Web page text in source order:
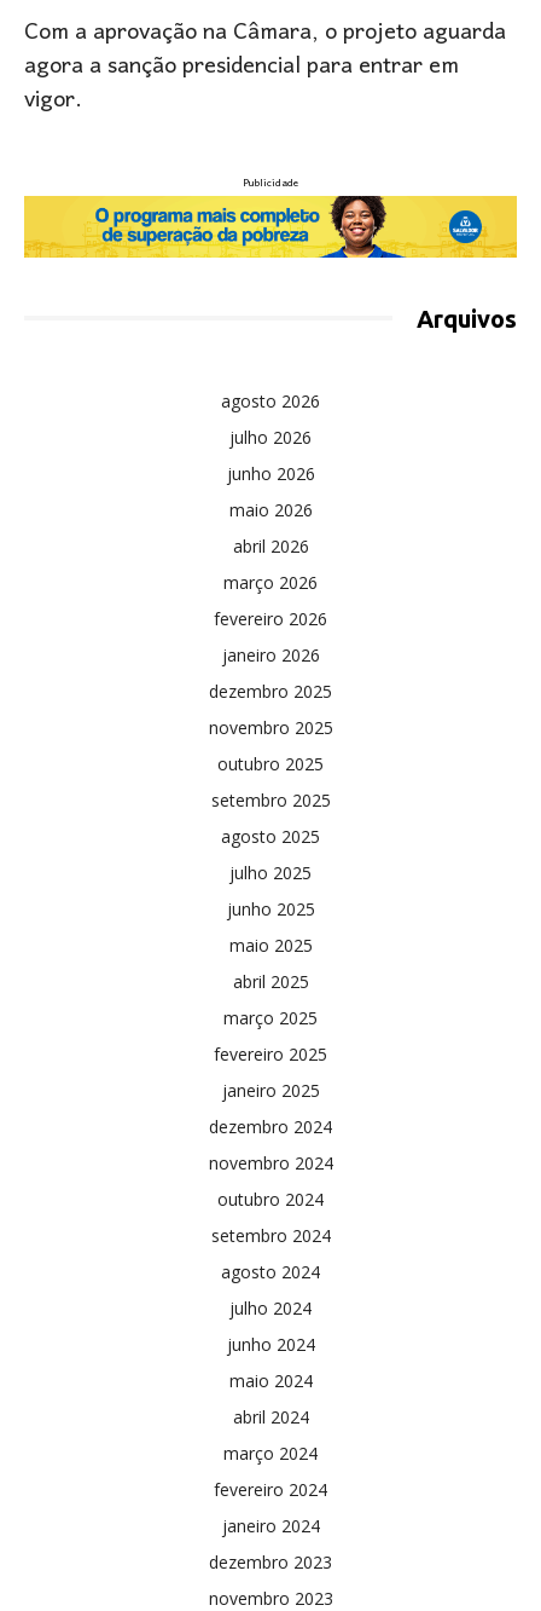
Com a aprovação na Câmara, o projeto aguarda
agora a sanção presidencial para entrar em
vigor.
Publicidade
Arquivos
agosto 2026
julho 2026
junho 2026
maio 2026
abril 2026
março 2026
fevereiro 2026
janeiro 2026
dezembro 2025
novembro 2025
outubro 2025
setembro 2025
agosto 2025
julho 2025
junho 2025
maio 2025
abril 2025
março 2025
fevereiro 2025
janeiro 2025
dezembro 2024
novembro 2024
outubro 2024
setembro 2024
agosto 2024
julho 2024
junho 2024
maio 2024
abril 2024
março 2024
fevereiro 2024
janeiro 2024
dezembro 2023
novembro 2023